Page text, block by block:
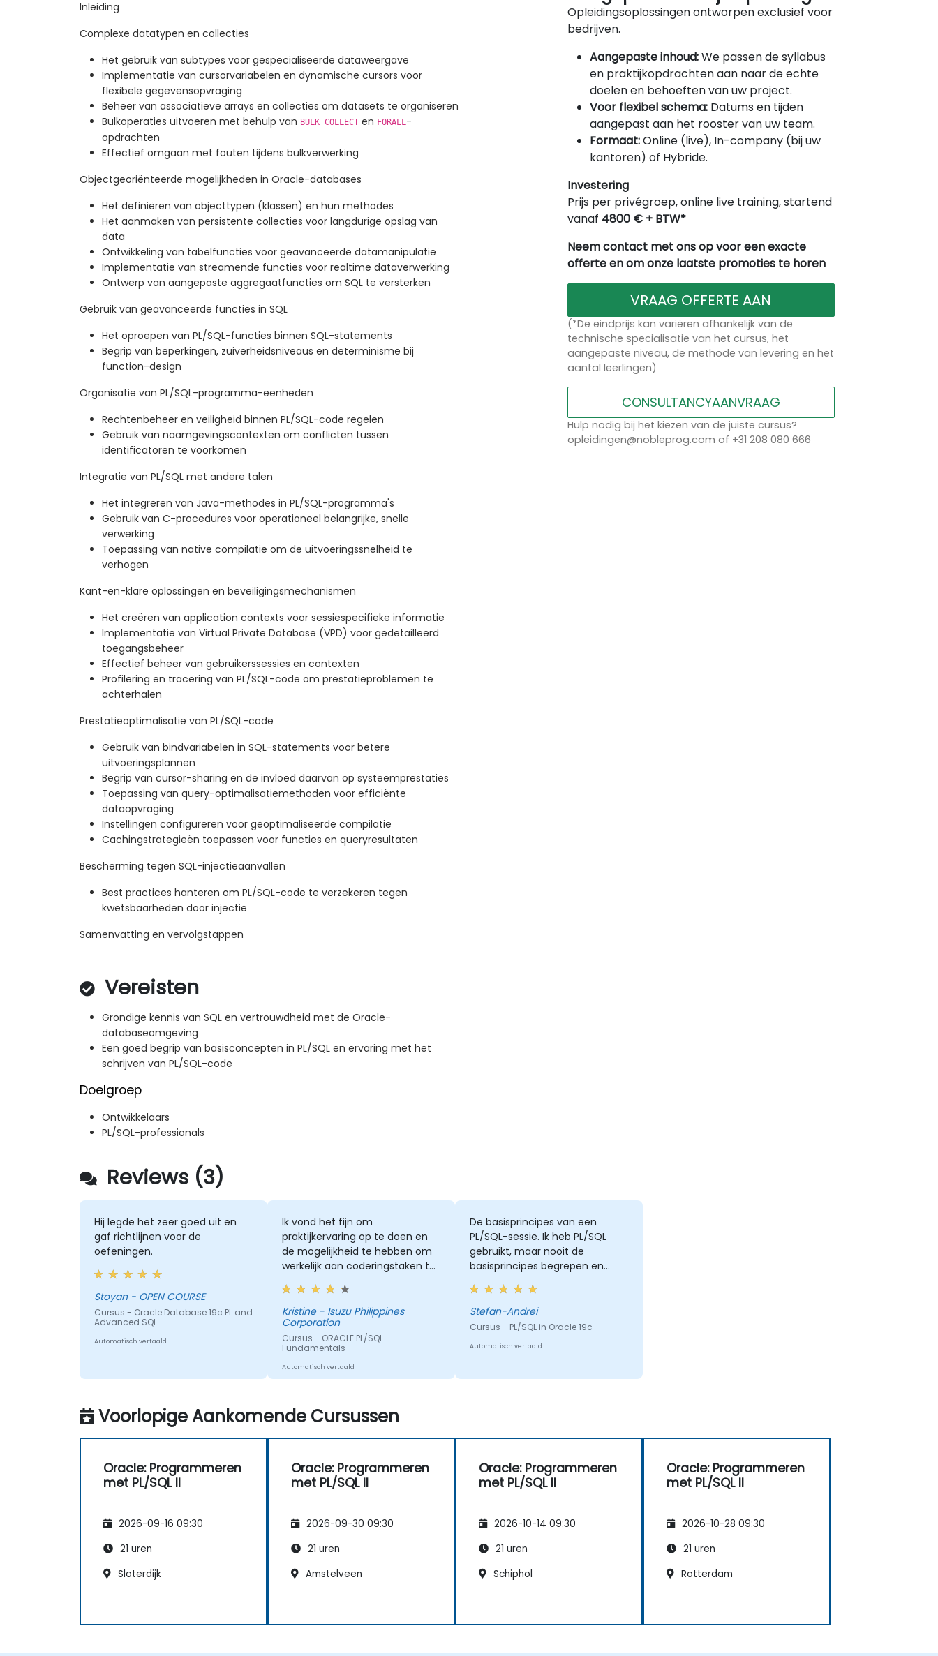
Inleiding
Complexe datatypen en collecties
Het gebruik van subtypes voor gespecialiseerde dataweergave
Implementatie van cursorvariabelen en dynamische cursors voor
flexibele gegevensopvraging
Beheer van associatieve arrays en collecties om datasets te organiseren
Bulkoperaties uitvoeren met behulp van BULK COLLECT en FORALL-
opdrachten
Effectief omgaan met fouten tijdens bulkverwerking
Objectgeoriënteerde mogelijkheden in Oracle-databases
Het definiëren van objecttypen (klassen) en hun methodes
Het aanmaken van persistente collecties voor langdurige opslag van
data
Ontwikkeling van tabelfuncties voor geavanceerde datamanipulatie
Implementatie van streamende functies voor realtime dataverwerking
Ontwerp van aangepaste aggregaatfuncties om SQL te versterken
Gebruik van geavanceerde functies in SQL
Het oproepen van PL/SQL-functies binnen SQL-statements
Begrip van beperkingen, zuiverheidsniveaus en determinisme bij
function-design
Organisatie van PL/SQL-programma-eenheden
Rechtenbeheer en veiligheid binnen PL/SQL-code regelen
Gebruik van naamgevingscontexten om conflicten tussen
identificatoren te voorkomen
Integratie van PL/SQL met andere talen
Het integreren van Java-methodes in PL/SQL-programma's
Gebruik van C-procedures voor operationeel belangrijke, snelle
verwerking
Toepassing van native compilatie om de uitvoeringssnelheid te
verhogen
Kant-en-klare oplossingen en beveiligingsmechanismen
Het creëren van application contexts voor sessiespecifieke informatie
Implementatie van Virtual Private Database (VPD) voor gedetailleerd
toegangsbeheer
Effectief beheer van gebruikerssessies en contexten
Profilering en tracering van PL/SQL-code om prestatieproblemen te
achterhalen
Prestatieoptimalisatie van PL/SQL-code
Gebruik van bindvariabelen in SQL-statements voor betere
uitvoeringsplannen
Begrip van cursor-sharing en de invloed daarvan op systeemprestaties
Toepassing van query-optimalisatiemethoden voor efficiënte
dataopvraging
Instellingen configureren voor geoptimaliseerde compilatie
Cachingstrategieën toepassen voor functies en queryresultaten
Bescherming tegen SQL-injectieaanvallen
Best practices hanteren om PL/SQL-code te verzekeren tegen
kwetsbaarheden door injectie
Samenvatting en vervolgstappen
Vereisten
Grondige kennis van SQL en vertrouwdheid met de Oracle-
databaseomgeving
Een goed begrip van basisconcepten in PL/SQL en ervaring met het
schrijven van PL/SQL-code
Doelgroep
Ontwikkelaars
PL/SQL-professionals
Opleidingsoplossingen ontworpen exclusief voor
bedrijven.
Aangepaste inhoud:We passen de syllabus
en praktijkopdrachten aan naar de echte
doelen en behoeften van uw project.
Voor flexibel schema:Datums en tijden
aangepast aan het rooster van uw team.
Formaat:Online (live), In-company (bij uw
kantoren) of Hybride.
Investering
Prijs per privégroep, online live training, startend
vanaf 4800 € + BTW*
Neem contact met ons op voor een exacte
offerte en om onze laatste promoties te horen
VRAAG OFFERTE AAN
(*De eindprijs kan variëren afhankelijk van de
technische specialisatie van het cursus, het
aangepaste niveau, de methode van levering en het
aantal leerlingen)
CONSULTANCYAANVRAAG
Hulp nodig bij het kiezen van de juiste cursus?
opleidingen@nobleprog.com of +31 208 080 666
Reviews (3)
Hij legde het zeer goed uit en
gaf richtlijnen voor de
oefeningen.
Stoyan - OPEN COURSE
Cursus - Oracle Database 19c PL and
Advanced SQL
Automatisch vertaald
Ik vond het fijn om
praktijkervaring op te doen en
de mogelijkheid te hebben om
werkelijk aan coderingstaken te
werken.
Kristine - Isuzu Philippines
Corporation
Cursus - ORACLE PL/SQL
Fundamentals
Automatisch vertaald
De basisprincipes van een
PL/SQL-sessie. Ik heb PL/SQL
gebruikt, maar nooit de
basisprincipes begrepen en
deze cursus heeft mij enorm
geholpen om PL/SQL-query's te
begrijpen.
Stefan-Andrei
Cursus - PL/SQL in Oracle 19c
Automatisch vertaald
Voorlopige Aankomende Cursussen
Oracle: Programmeren
met PL/SQL II
2026-09-16 09:30
21 uren
Sloterdijk
Oracle: Programmeren
met PL/SQL II
2026-09-30 09:30
21 uren
Amstelveen
Oracle: Programmeren
met PL/SQL II
2026-10-14 09:30
21 uren
Schiphol
Oracle: Programmeren
met PL/SQL II
2026-10-28 09:30
21 uren
Rotterdam